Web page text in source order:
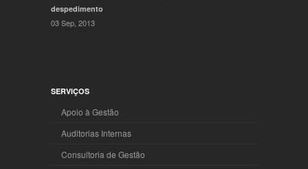
despedimento
03 Sep, 2013
SERVIÇOS
Apoio à Gestão
Auditorias Internas
Consultoria de Gestão